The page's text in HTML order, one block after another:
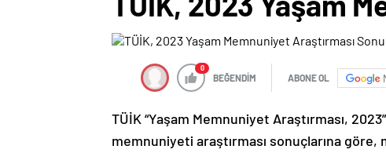
0
BEĞENDİM ABONE OL
TÜİK “Yaşam Memnuniyet Araştırması,
memnuniyeti araştırması sonuçlarına